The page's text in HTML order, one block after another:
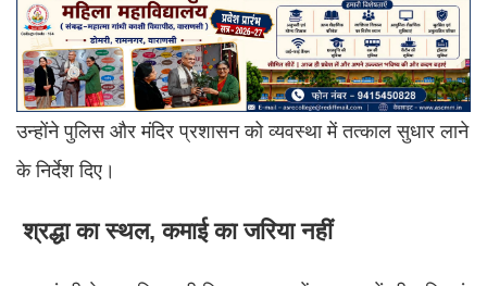
उन्होंने पुलिस और मंदिर प्रशासन को व्यवस्था में तत्काल सुधार लाने
के निर्देश दिए।
श्रद्धा का स्थल, कमाई का जरिया नहीं